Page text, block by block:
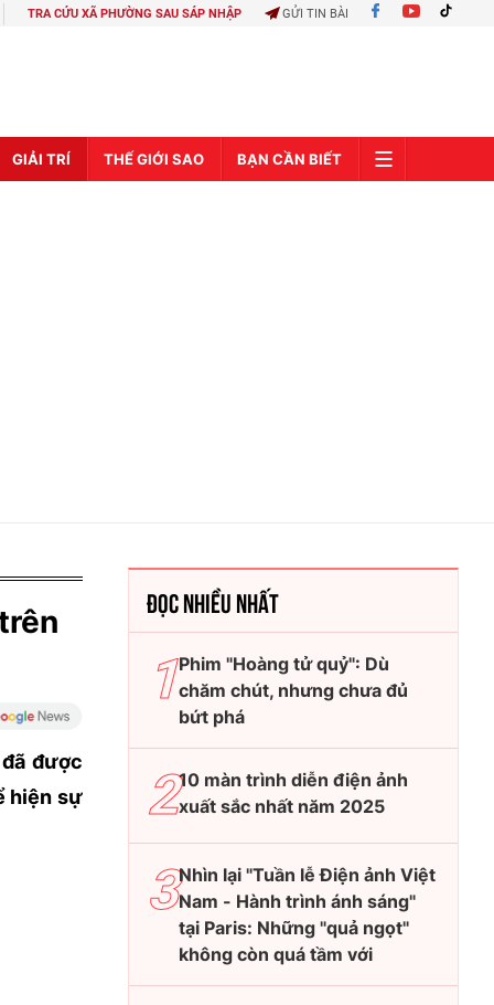
TRA CỨU XÃ PHƯỜNG SAU SÁP NHẬP GỬI TIN BÀI
GIẢI TRÍ THẾ GIỚI SAO BẠN CẦN BIẾT
được
hiện sự
ĐỌC NHIỀU NHẤT
Phim "Hoàng tử quỷ": Dù
chăm chút, nhưng chưa đủ
bứt phá
10 màn trình diễn điện ảnh
xuất sắc nhất năm 2025
Nhìn lại "Tuần lễ Điện ảnh Việt
Nam - Hành trình ánh sáng"
tại Paris: Những "quả ngọt"
không còn quá tầm với